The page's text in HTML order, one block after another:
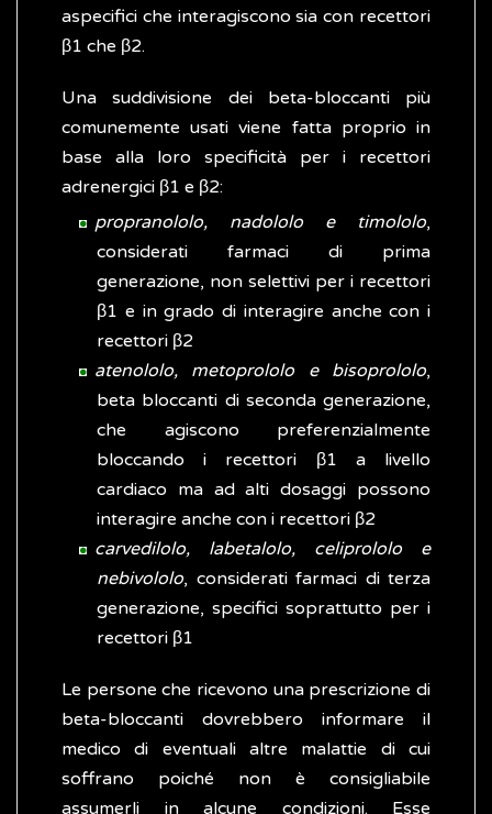
aspecifici che interagiscono sia con recettori
β1 che β2.
Una suddivisione dei beta-bloccanti più
comunemente usati viene fatta proprio in
base alla loro specificità per i recettori
adrenergici β1 e β2:
propranololo, nadololo e timololo,
considerati farmaci di prima
generazione, non selettivi per i recettori
β1 e in grado di interagire anche con i
recettori β2
atenololo, metoprololo e bisoprololo,
beta bloccanti di seconda generazione,
che agiscono preferenzialmente
bloccando i recettori β1 a livello
cardiaco ma ad alti dosaggi possono
interagire anche con i recettori β2
carvedilolo, labetalolo, celiprololo e
nebivololo, considerati farmaci di terza
generazione, specifici soprattutto per i
recettori β1
Le persone che ricevono una prescrizione di
beta-bloccanti dovrebbero informare il
medico di eventuali altre malattie di cui
soffrano poiché non è consigliabile
assumerli in alcune condizioni. Esse